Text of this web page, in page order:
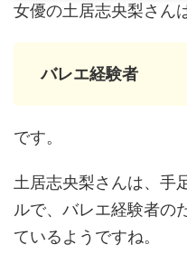
女優の土居志央梨さん
バレエ経験者
です。
土居志央梨さんは、手
ルで、バレエ経験者の
ているようですね。